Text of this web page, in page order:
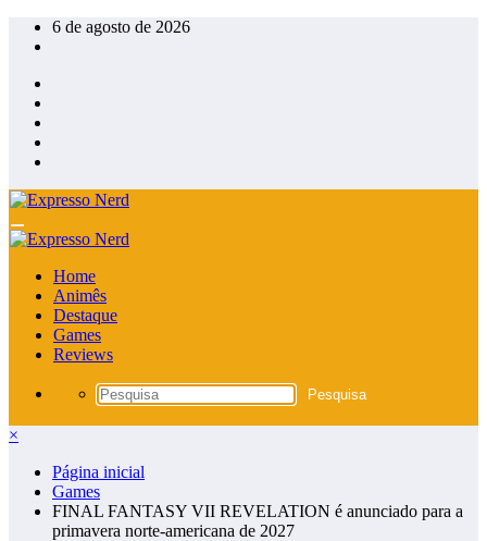
Pular
para
conteúdo
6 de agosto de 2026
Home
Animês
Destaque
Games
Reviews
×
Página inicial
Games
FINAL FANTASY VII REVELATION é anunciado para a
primavera norte-americana de 2027